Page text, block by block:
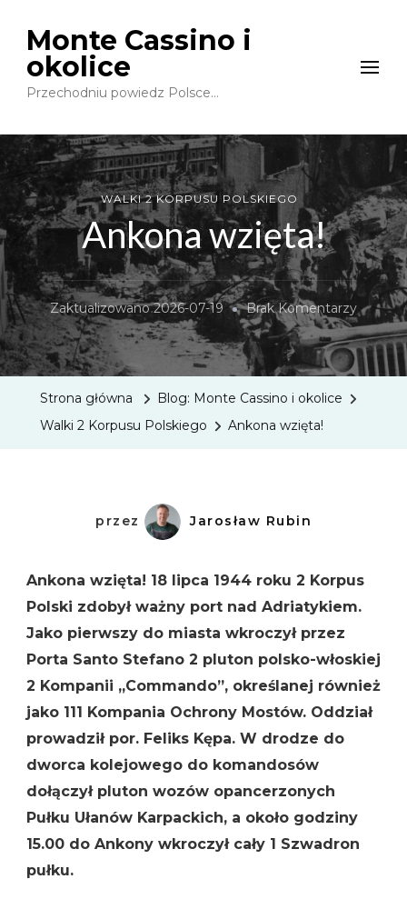
Monte Cassino i
okolice
Przechodniu powiedz Polsce…
WALKI 2 KORPUSU POLSKIEGO
Ankona wzięta!
Zaktualizowano2026-07-19 Brak KomentarzyDo
Ankona
Wzięta!
Strona główna
Blog: Monte Cassino i okolice
Walki 2 Korpusu Polskiego
Ankona wzięta!
przez Jarosław Rubin
Ankona wzięta! 18 lipca 1944 roku 2 Korpus
Polski zdobył ważny port nad Adriatykiem.
Jako pierwszy do miasta wkroczył przez
Porta Santo Stefano 2 pluton polsko-włoskiej
2 Kompanii „Commando”, określanej również
jako 111 Kompania Ochrony Mostów. Oddział
prowadził por. Feliks Kępa. W drodze do
dworca kolejowego do komandosów
dołączył pluton wozów opancerzonych
Pułku Ułanów Karpackich, a około godziny
15.00 do Ankony wkroczył cały 1 Szwadron
pułku.